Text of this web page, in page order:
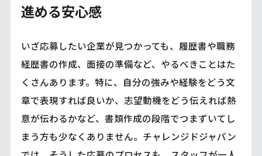
進める安心感
いざ応募したい企業が見つかっても、履歴書や職務
経歴書の作成、面接の準備など、やるべきことはた
くさんあります。特に、自分の強みや経験をどう文
章で表現すれば良いか、志望動機をどう伝えれば熱
意が伝わるかなど、書類作成の段階でつまずいてし
まう方も少なくありません。チャレンジドジャパン